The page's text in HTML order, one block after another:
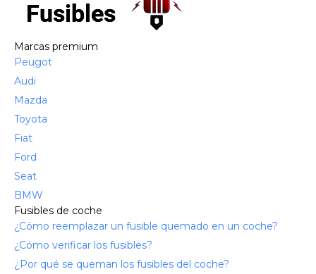
Marcas premium
Peugot
Audi
Mazda
Toyota
Fiat
Ford
Seat
BMW
Fusibles de coche
¿Cómo reemplazar un fusible quemado en un coche?
¿Cómo verificar los fusibles?
¿Por qué se queman los fusibles del coche?